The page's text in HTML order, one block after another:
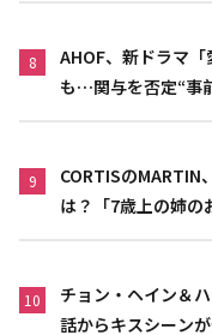
8
AHOF、新ドラマ
も…関与を否定“事
9
CORTISのMARTIN
は？「7歳上の姉の
10
チョン・ヘイン＆
話からキスシーン